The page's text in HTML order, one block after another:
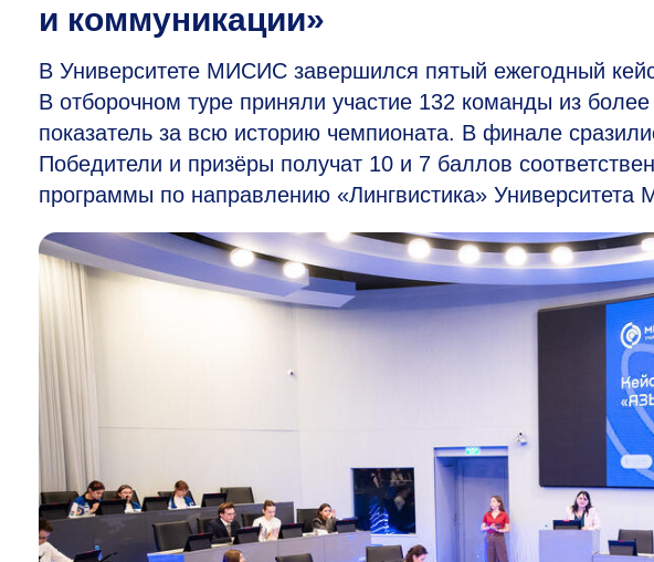
и коммуникации»
В Университете МИСИС завершился пятый ежегодный
В отборочном туре приняли участие 132 команды из
показатель за всю историю чемпионата. В финале
Победители и призёры получат 10 и 7 баллов
программы по направлению «Лингвистика»